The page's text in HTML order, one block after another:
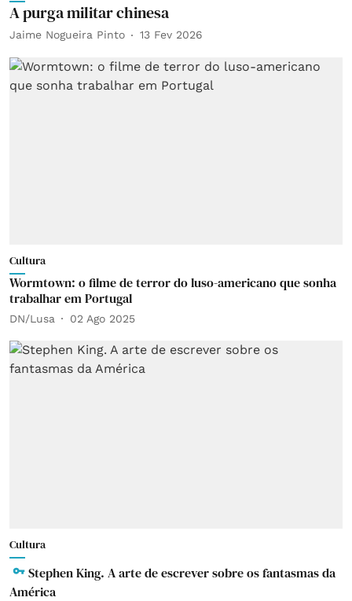
A purga militar chinesa
Jaime Nogueira Pinto 13 Fev 2026
Cultura
Wormtown: o filme de terror do luso-americano que sonha
trabalhar em Portugal
DN/Lusa 02 Ago 2025
Cultura
Stephen King. A arte de escrever sobre os fantasmas da
América